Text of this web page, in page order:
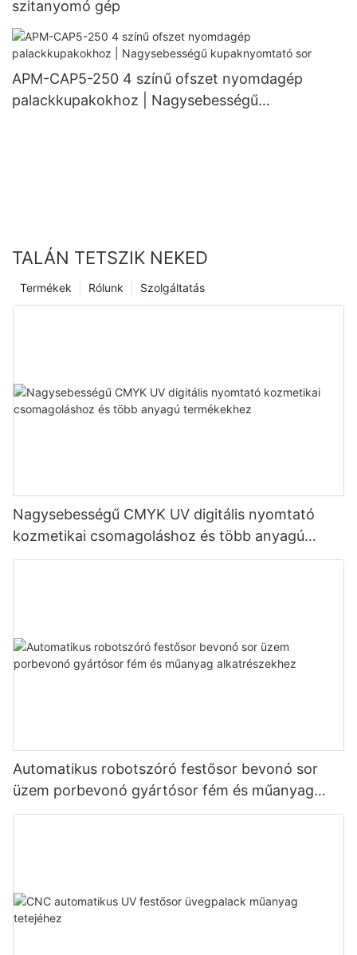
szitanyomó gép
APM-CAP5-250 4 színű ofszet nyomdagép
palackkupakokhoz | Nagysebességű
TALÁN TETSZIK NEKED
Szolgáltatás
Rólunk
Termékek
Nagysebességű CMYK UV digitális nyomtató
kozmetikai csomagoláshoz és több anyagú
termékekhez
Automatikus robotszóró festősor bevonó sor
üzem porbevonó gyártósor fém és műanyag
alkatrészekhez